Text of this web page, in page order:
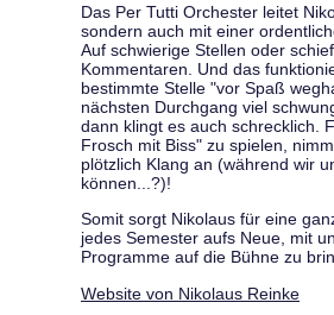
Das Per Tutti Orchester leitet
sondern auch mit einer
Auf schwierige Stellen oder
Kommentaren. Und das
bestimmte Stelle "vor Spaß
nächsten Durchgang viel
dann klingt es auch schrecklich.
Frosch mit Biss" zu spielen,
plötzlich Klang an (während wir
können...?)!
Somit sorgt Nikolaus für eine
jedes Semester aufs Neue, mit
Programme auf die Bühne zu
Website von Nikolaus Reinke